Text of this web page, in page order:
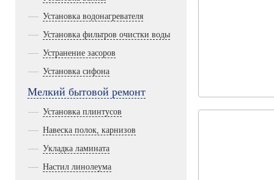
Установка водонагревателя
Установка фильтров очистки воды
Устранение засоров
Установка сифона
Мелкий бытовой ремонт
Установка плинтусов
Навеска полок, карнизов
Укладка ламината
Настил линолеума